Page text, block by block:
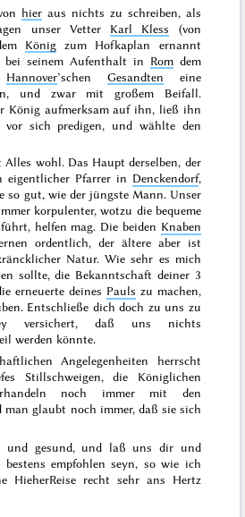
hier aus nichts zu schreiben, als
unser Vetter Karl Kless (von
König zum Hofkaplan ernannt
seinem Aufenthalt in Romdem
Hannover’schen Gesandten eine
und zwar mit großem Beifall.
König aufmerksam auf ihn, ließ ihn
vor sich predigen, und wählte den
wohl. Das Haupt derselben, der
eigentlicher Pfarrer in Denckendorf,
so gut, wie der jüngste Mann. Unser
korpulenter, wotzu die bequeme
helfen mag. Die beiden Knaben
ordentlich, der ältere aber ist
Natur. Wie sehr es mich
sollte, die Bekanntschaft deiner 3
erneuerte deines Pauls zu machen,
Entschließe dich doch zu uns zu
versichert, daß uns nichts
werden könnte.
Angelegenheiten herrscht
Stillschweigen, die Königlichen
noch immer mit den
man glaubt noch immer, daß sie sich
und gesund, und laß uns dir und
bestens empfohlen seyn, so wie ich
HieherReise recht sehr ans Hertz